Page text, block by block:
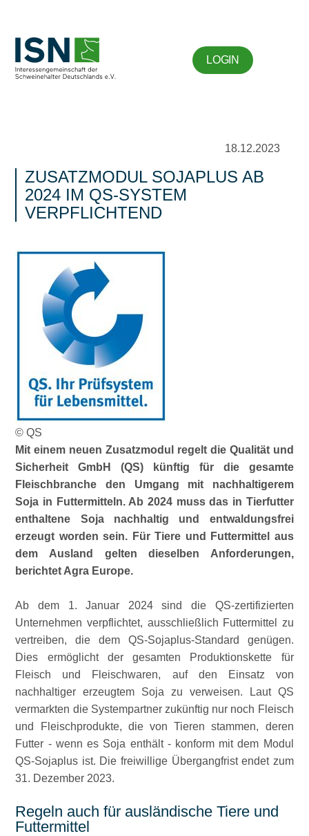
LOGIN
18.12.2023
ZUSATZMODUL SOJAPLUS AB
2024 IM QS-SYSTEM
VERPFLICHTEND
© QS
Mit einem neuen Zusatzmodul regelt die Qualität und
Sicherheit GmbH (QS) künftig für die gesamte
Fleischbranche den Umgang mit nachhaltigerem
Soja in Futtermitteln. Ab 2024 muss das in Tierfutter
enthaltene Soja nachhaltig und entwaldungsfrei
erzeugt worden sein. Für Tiere und Futtermittel aus
dem Ausland gelten dieselben Anforderungen,
berichtet Agra Europe.
Ab dem 1. Januar 2024 sind die QS-zertifizierten
Unternehmen verpflichtet, ausschließlich Futtermittel zu
vertreiben, die dem QS-Sojaplus-Standard genügen.
Dies ermöglicht der gesamten Produktionskette für
Fleisch und Fleischwaren, auf den Einsatz von
nachhaltiger erzeugtem Soja zu verweisen. Laut QS
vermarkten die Systempartner zukünftig nur noch Fleisch
und Fleischprodukte, die von Tieren stammen, deren
Futter - wenn es Soja enthält - konform mit dem Modul
QS-Sojaplus ist. Die freiwillige Übergangfrist endet zum
31. Dezember 2023.
Regeln auch für ausländische Tiere und
Futtermittel